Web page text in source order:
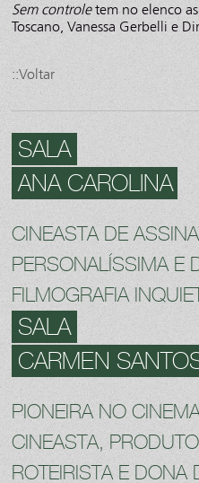
Sem controletem no elenco
Toscano, Vanessa Gerbelli e
::Voltar
SALA
ANA CAROLINA
CINEASTA DE
PERSONALÍSSIMA E
FILMOGRAFIA
SALA
CARMEN
PIONEIRA NO
CINEASTA,
ROTEIRISTA E DONA